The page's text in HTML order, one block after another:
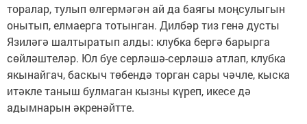
торалар, тулып өлгермәгән ай да баягы моңсулыгын
онытып, елмаерга тотынган. Дилбәр тиз генә дусты
Язиләгә шалтыратып алды: клубка бергә барырга
сөйләштеләр. Юл буе серләшә-серләшә атлап, клубка
якынайгач, баскыч төбендә торган сары чәчле, кыска
итәкле таныш булмаган кызны күреп, икесе дә
адымнарын әкренәйтте.